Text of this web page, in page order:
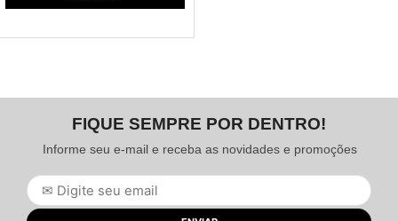
FIQUE SEMPRE POR DENTRO!
Informe seu e-mail e receba as novidades e promoções